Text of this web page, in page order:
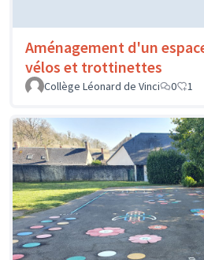
Aménagement d'un
vélos et trottinettes
Collège Léonard de Vinci
0 1